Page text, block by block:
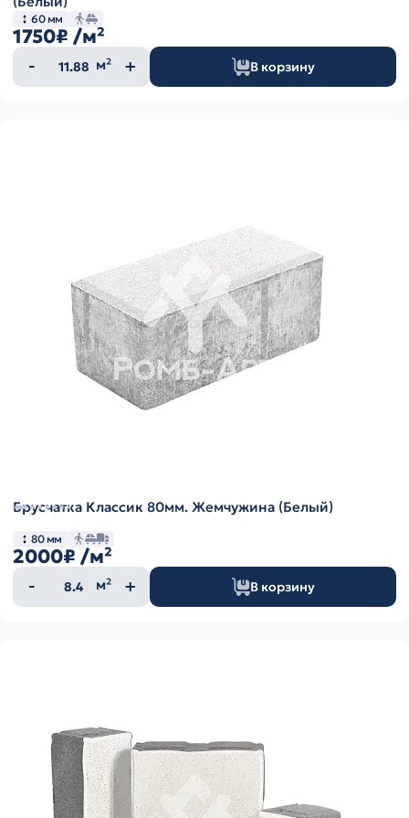
60 мм
1750₽ /м²
Количество
товара
м² В корзину
Брусчатка Классик 80мм. Жемчужина (Белый)
80 мм
2000₽ /м²
Количество
товара
м² В корзину